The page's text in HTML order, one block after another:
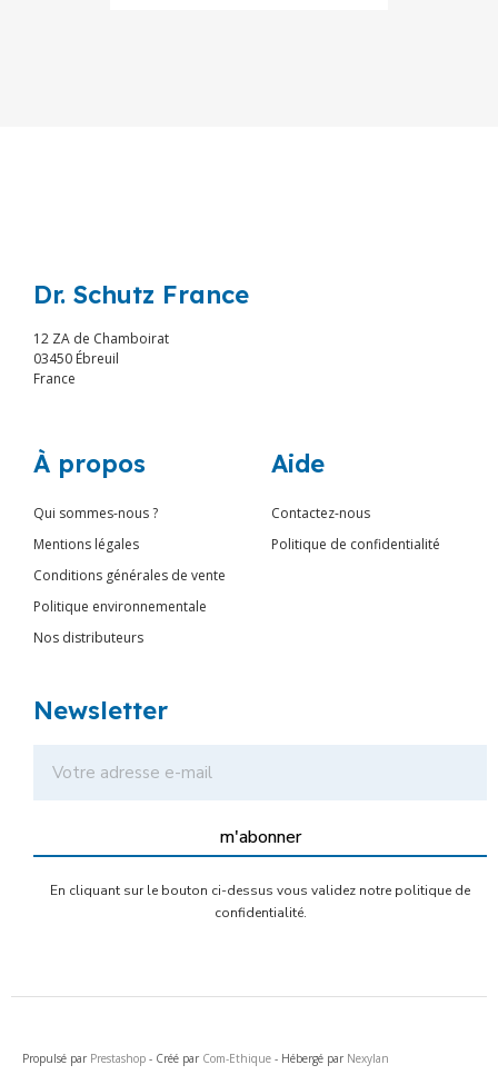
Dr. Schutz France
12 ZA de Chamboirat
03450 Ébreuil
France
À propos
Qui sommes-nous ?
Mentions légales
Conditions générales de vente
Politique environnementale
Nos distributeurs
Aide
Contactez-nous
Politique de confidentialité
Newsletter
m'abonner
En cliquant sur le bouton ci-dessus vous validez notre politique de
confidentialité.
Propulsé par Prestashop - Créé par Com-Ethique - Hébergé par Nexylan